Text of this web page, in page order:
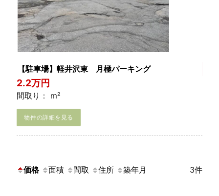
【駐車場】軽井沢東 月極パーキング
2.2万円
間取り： m²
物件の詳細を見る
価格 面積 間取 住所 築年月 3件